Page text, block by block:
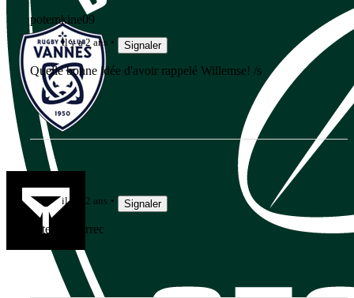
potemkine09
il y a 2 ans Signaler
Quelle bonne idée d'avoir rappelé Willemse! /s
il y a 2 ans Signaler
Vite Le Garrec